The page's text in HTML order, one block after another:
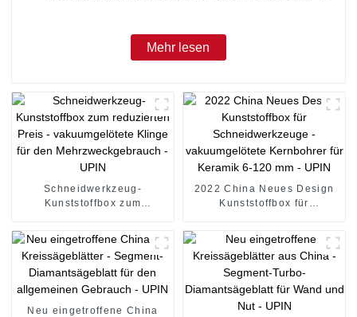
Mehr lesen
Schneidwerkzeug-
Kunststoffbox zum
vakuumgelötete Klinge für
den Mehrzweckgebrauch -
UPIN
2022 China Neues Design
Kunststoffbox für
vakuumgelötete Kernbohrer
für Keramik 6-120 mm -
UPIN
Neu eingetroffene China